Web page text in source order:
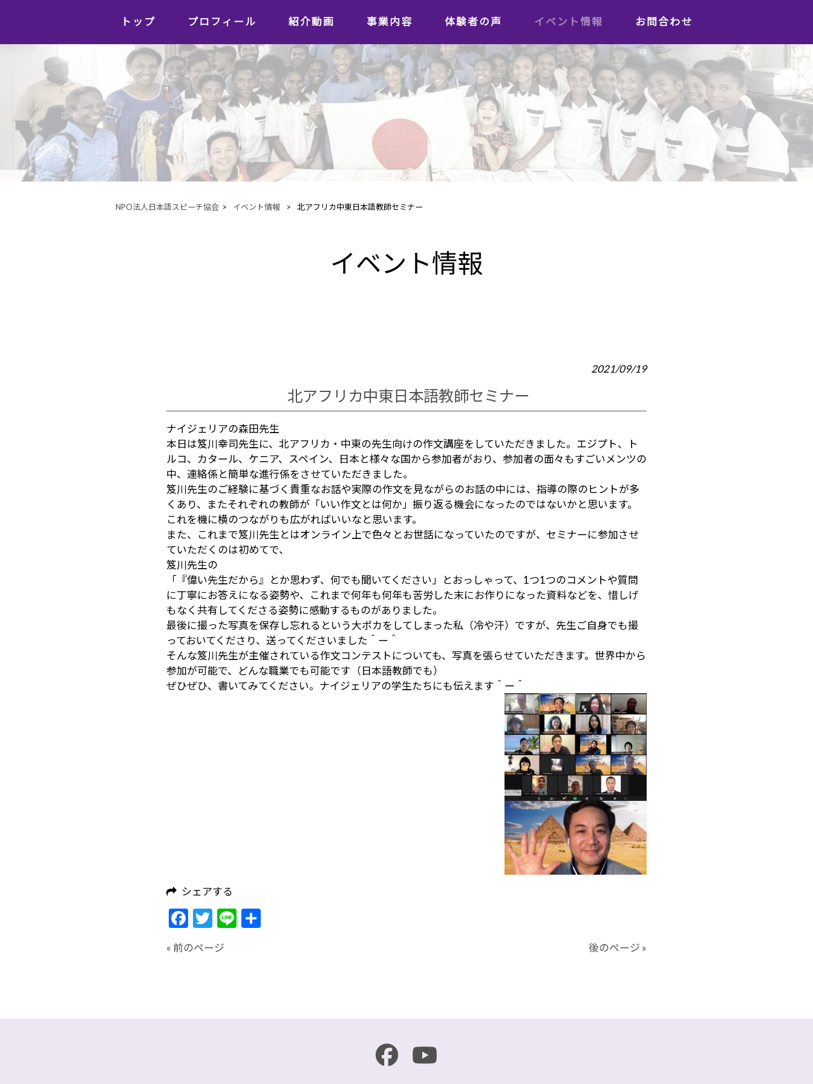
トップ プロフィール 紹介動画 事業内容
体験者の声
学習者の声
日本語教師の声
イベント情報 お問合わせ
NPO法人日本語スピーチ協会 > イベント情報 > 北アフリカ中東日本語教師セミナー
イベント情報
2021/09/19
北アフリカ中東日本語教師セミナー
ナイジェリアの森田先生
本日は笈川幸司先生に、北アフリカ・中東の先生向けの作文講座をしていただきました。エジプト、ト
ルコ、カタール、ケニア、スペイン、日本と様々な国から参加者がおり、参加者の面々もすごいメンツの
中、連絡係と簡単な進行係をさせていただきました。
笈川先生のご経験に基づく貴重なお話や実際の作文を見ながらのお話の中には、指導の際のヒントが多
くあり、またそれぞれの教師が「いい作文とは何か」振り返る機会になったのではないかと思います。
これを機に横のつながりも広がればいいなと思います。
また、これまで笈川先生とはオンライン上で色々とお世話になっていたのですが、セミナーに参加させ
ていただくのは初めてで、
笈川先生の
「『偉い先生だから』とか思わず、何でも聞いてください」とおっしゃって、1つ1つのコメントや質問
に丁寧にお答えになる姿勢や、これまで何年も何年も苦労した末にお作りになった資料などを、惜しげ
もなく共有してくださる姿勢に感動するものがありました。
最後に撮った写真を保存し忘れるという大ポカをしてしまった私（冷や汗）ですが、先生ご自身でも撮
っておいてくださり、送ってくださいました＾ー＾
そんな笈川先生が主催されている作文コンテストについても、写真を張らせていただきます。世界中から
参加が可能で、どんな職業でも可能です（日本語教師でも）
ぜひぜひ、書いてみてください。ナイジェリアの学生たちにも伝えます＾ー＾
シェアする
Facebook
Twitter
Line共
« 前のページ 後のページ »